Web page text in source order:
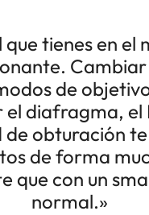
que tienes en el
de
el diafragma, el
de obturación
de forma
que con un
normal.»